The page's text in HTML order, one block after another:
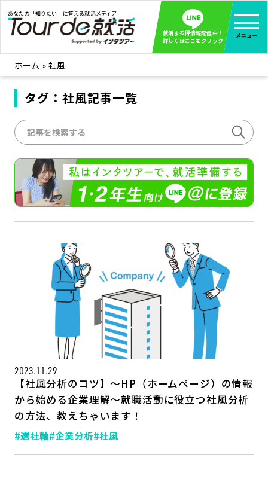
あなたの「知りたい」に答える就活メディア
就活まる得情報配信中！
詳しくはここをクリック
メニュー
就活ノウハウ 全て見る
企業まる見え！特捜部
みんなが知らない企業の裏側を徹底調査！
インタツアー活動レポ 全て見る
インタツアーを使ってどうだった？OBOG成功談
社会人インタビュー 全て見る
社会人になった今、就活を振り返ってみた
学生就活ブログ 全て見る
企業・業界研究はインタツアー
記事一覧
インタツアー活用法
お問い合わせ
ホーム » 社風
タグ：社風記事一覧
2023.11.29
【社風分析のコツ】～HP（ホームページ）の情報
から始める企業理解～就職活動に役立つ社風分析
の方法、教えちゃいます！
#選社軸#企業分析#社風